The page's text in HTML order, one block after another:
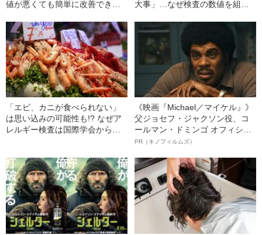
値が悪くても簡単に改善できる
らない…その違いとは!?
大事」…なぜ検査の数値を組み
「エビ、カニが食べられない」
は思い込みの可能性も!? なぜア
レルギー検査は国際学会から
《映画『Michael／マイケル』》
父ジョセフ・ジャクソン役、コ
ールマン・ドミンゴ オフィシャ
ルインタビュー“観客を魅了した
語る”《日本興収70億円突破》
PR（キノフィルムズ）